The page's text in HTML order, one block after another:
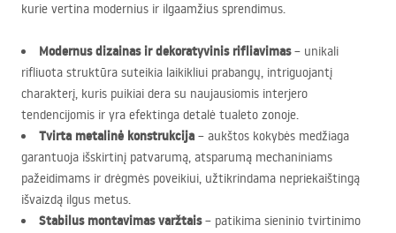
kurie vertina modernius ir ilgaamžius sprendimus.
Modernus dizainas ir dekoratyvinis rifliavimas– unikali
rifliuota struktūra suteikia laikikliui prabangų, intriguojantį
charakterį, kuris puikiai dera su naujausiomis interjero
tendencijomis ir yra efektinga detalė tualeto zonoje.
Tvirta metalinė konstrukcija – aukštos kokybės medžiaga
garantuoja išskirtinį patvarumą, atsparumą mechaniniams
pažeidimams ir drėgmės poveikiui, užtikrindama nepriekaištingą
išvaizdą ilgus metus.
Stabilus montavimas varžtais– patikima sieninio tvirtinimo